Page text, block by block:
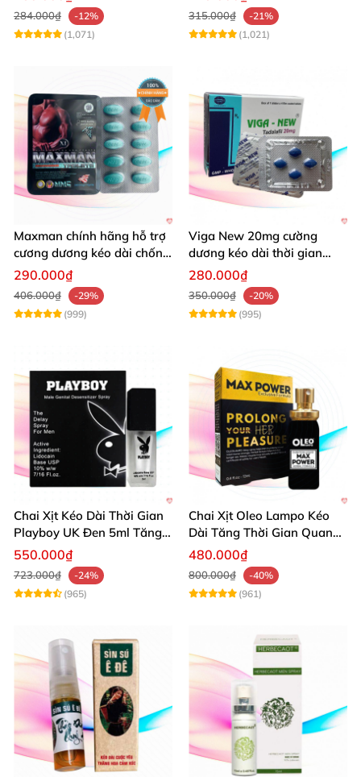
284.000₫
-12%
(1,071)
315.000₫
-21%
(1,021)
Maxman chính hãng hỗ trợ
cương dương kéo dài chống
xuất tinh sớm 10 viên
290.000₫
406.000₫
-29%
(999)
Viga New 20mg cường
dương kéo dài thời gian
chống xuất tinh hiệu quả
280.000₫
350.000₫
-20%
(995)
Chai Xịt Kéo Dài Thời Gian
Playboy UK Đen 5ml Tăng
Khoái Cảm
550.000₫
723.000₫
-24%
(965)
Chai Xịt Oleo Lampo Kéo
Dài Tăng Thời Gian Quan
Hệ Chính Hãng
480.000₫
800.000₫
-40%
(961)